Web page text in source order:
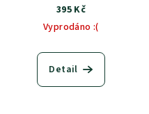
395 Kč
Vyprodáno :(
Detail